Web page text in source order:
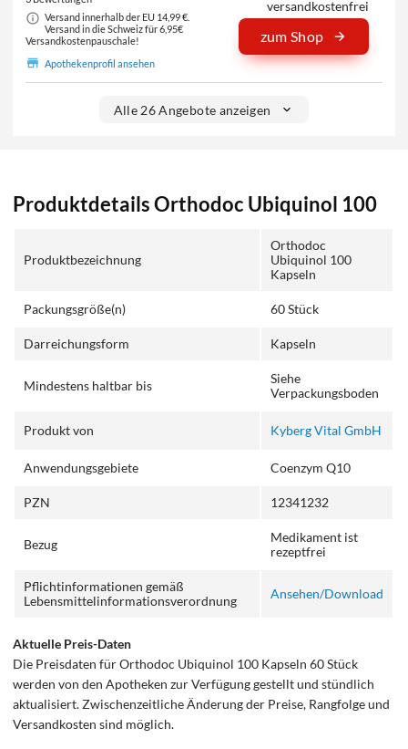
Versand innerhalb der EU 14,99 €.
Versand in die Schweiz für 6,95€
Versandkostenpauschale!
Apothekenprofil ansehen
versandkostenfrei
zum Shop
Alle 26 Angebote anzeigen
Produktdetails Orthodoc Ubiquinol 100
Produktbezeichnung
Orthodoc
Ubiquinol 100
Kapseln
Packungsgröße(n) 60 Stück
Darreichungsform Kapseln
Mindestens haltbar bis
Siehe
Verpackungsboden
Produkt von Kyberg Vital GmbH
Anwendungsgebiete Coenzym Q10
PZN 12341232
Bezug
Medikament ist
rezeptfrei
Pflichtinformationen gemäß
Lebensmittelinformationsverordnung
Ansehen/Download
Aktuelle Preis-Daten
Die Preisdaten für Orthodoc Ubiquinol 100 Kapseln 60 Stück
werden von den Apotheken zur Verfügung gestellt und stündlich
aktualisiert. Zwischenzeitliche Änderung der Preise, Rangfolge und
Versandkosten sind möglich.